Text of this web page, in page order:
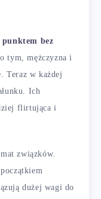
punktem bez
tym, mężczyzna i
Teraz w każdej
Ich
flirtująca i
związków.
dużej wagi do